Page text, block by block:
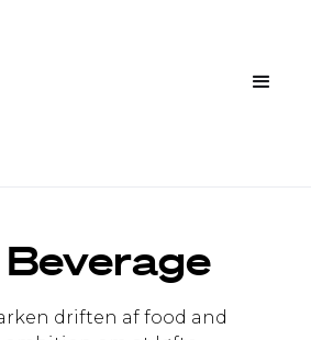
driften af food and